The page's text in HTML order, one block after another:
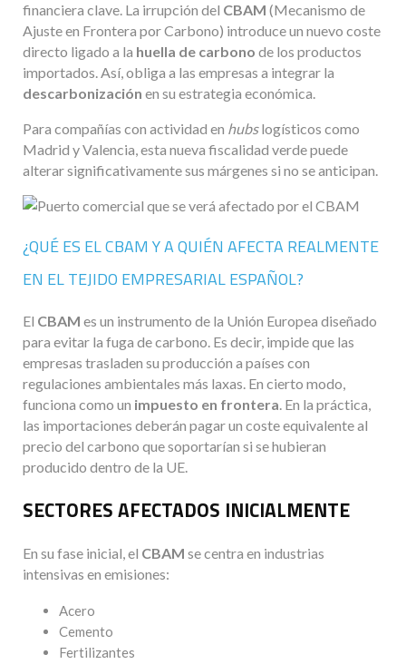
financiera clave. La irrupción del CBAM (Mecanismo de
Ajuste en Frontera por Carbono) introduce un nuevo coste
directo ligado a la huella de carbono de los productos
importados. Así, obliga a las empresas a integrar la
descarbonización en su estrategia económica.
Para compañías con actividad en hubslogísticos como
Madrid y Valencia, esta nueva fiscalidad verde puede
alterar significativamente sus márgenes si no se anticipan.
¿QUÉ ES EL CBAM Y A QUIÉN AFECTA REALMENTE
EN EL TEJIDO EMPRESARIAL ESPAÑOL?
El CBAM es un instrumento de la Unión Europea diseñado
para evitar la fuga de carbono. Es decir, impide que las
empresas trasladen su producción a países con
regulaciones ambientales más laxas. En cierto modo,
funciona como un impuesto en frontera. En la práctica,
las importaciones deberán pagar un coste equivalente al
precio del carbono que soportarían si se hubieran
producido dentro de la UE.
SECTORES AFECTADOS INICIALMENTE
En su fase inicial, el CBAM se centra en industrias
intensivas en emisiones:
Acero
Cemento
Fertilizantes